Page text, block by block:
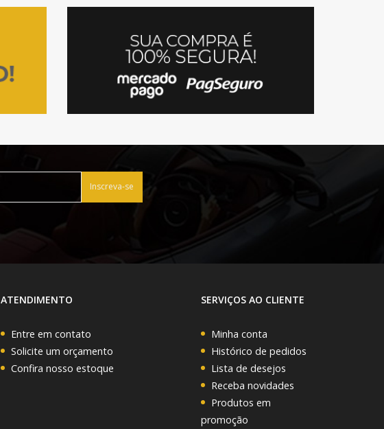
Inscreva-se
ATENDIMENTO
Entre em contato
Solicite um orçamento
Confira nosso estoque
SERVIÇOS AO CLIENTE
Minha conta
Histórico de pedidos
Lista de desejos
Receba novidades
Produtos em
promoção